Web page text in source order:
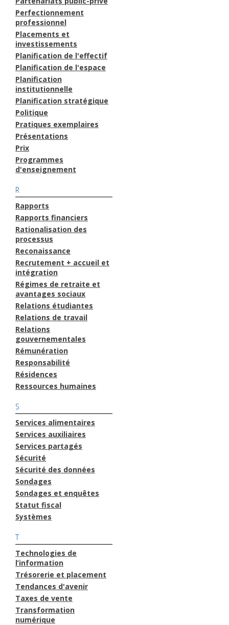
Perfectionnement
professionnel
Placements et
investissements
Planification de l'effectif
Planification de l'espace
Planification
institutionnelle
Planification stratégique
Politique
Pratiques exemplaires
Présentations
Prix
Programmes
d'enseignement
R
Rapports
Rapports financiers
Rationalisation des
processus
Reconaissance
Recrutement + accueil et
intégration
Régimes de retraite et
avantages sociaux
Relations étudiantes
Relations de travail
Relations
gouvernementales
Rémunération
Responsabilité
Résidences
Ressources humaines
S
Services alimentaires
Services auxiliaires
Services partagés
Sécurité
Sécurité des données
Sondages
Sondages et enquêtes
Statut fiscal
Systèmes
T
Technologies de
l’information
Trésorerie et placement
Tendances d'avenir
Taxes de vente
Transformation
numérique